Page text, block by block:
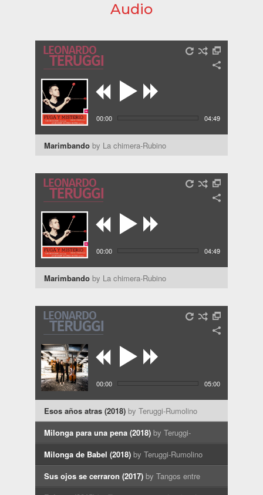
Audio
00:00 04:49
Marimbando by La chimera-Rubino
00:00 04:49
Marimbando by La chimera-Rubino
00:00 05:00
Esos años atras (2018) by Teruggi-Rumolino
(Tangos entre cordes)
Milonga para una pena (2018) by Teruggi-
Rumolino (Tangos entre cordes)
Milonga de Babel (2018) by Teruggi-Rumolino
(Tangos entre cordes)
Sus ojos se cerraron (2017) by Tangos entre